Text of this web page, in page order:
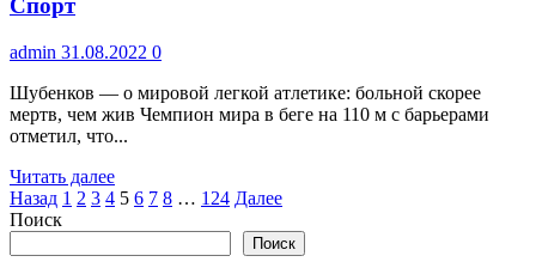
Спорт
admin 31.08.2022 0
Шубенков — о мировой легкой атлетике: больной скорее
мертв, чем жив Чемпион мира в беге на 110 м с барьерами
отметил, что...
Читать далее
Пагинация
записей
Назад 1 2 3 4 5 6 7 8 … 124 Далее
Поиск
Поиск